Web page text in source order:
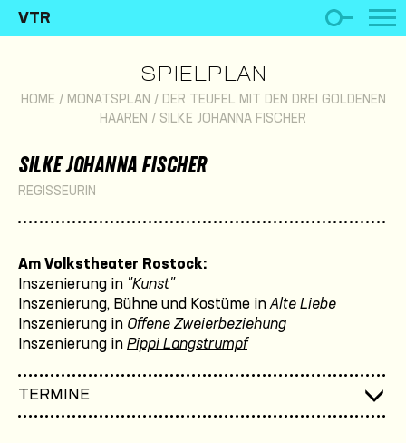
VTR
SPIELPLAN
HOME / MONATSPLAN / DER TEUFEL MIT DEN DREI GOLDENEN
HAAREN / SILKE JOHANNA FISCHER
SILKE JOHANNA FISCHER
REGISSEURIN
Am Volkstheater Rostock:
Inszenierung in "Kunst"
Inszenierung, Bühne und Kostüme in Alte Liebe
Inszenierung in Offene Zweierbeziehung
Inszenierung in Pippi Langstrumpf
TERMINE